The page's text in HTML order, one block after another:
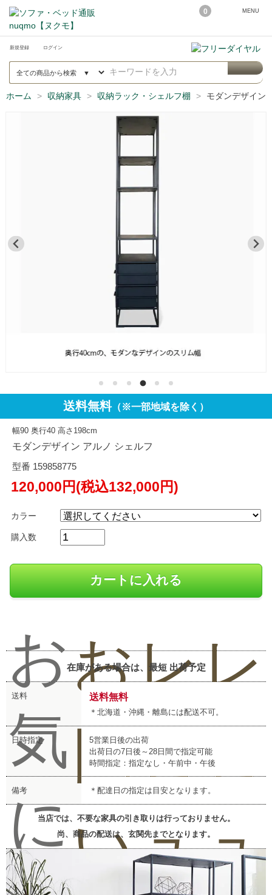
0 MENU
新規登録 ログイン
ホーム 収納家具 収納ラック・シェルフ棚 モダンデザイン
送料無料（※一部地域を除く）
幅90 奥行40 高さ198cm
モダンデザイン アルノ シェルフ
型番 159858775
120,000円(税込132,000円)
カラー
購入数
お
気
に
お
問
い
レ
ビ
ュ
レ
ビ
ュ
在庫がある場合は、最短 出荷予定
送料 送料無料
＊北海道・沖縄・離島には配送不可。
日時指定
5営業日後の出荷
出荷日の7日後～28日間で指定可能
時間指定：指定なし・午前中・午後
備考 ＊配達日の指定は目安となります。
当店では、不要な家具の引き取りは行っておりません。
尚、商品の配送は、玄関先までとなります。